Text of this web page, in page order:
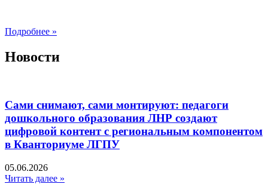
Подробнее »
Новости
Сами снимают, сами монтируют: педагоги
дошкольного образования ЛНР создают
цифровой контент с региональным компонентом
в Кванториуме ЛГПУ​
05.06.2026
Читать далее »